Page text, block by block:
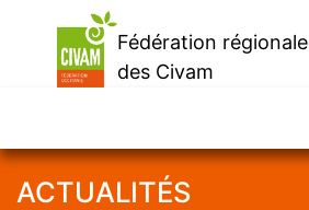
Fédération régionale
des Civam
ACTUALITÉS